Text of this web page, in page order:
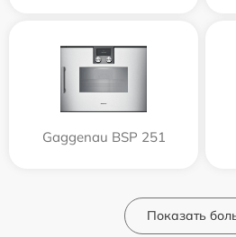
Gaggenau BSP 251
Показать